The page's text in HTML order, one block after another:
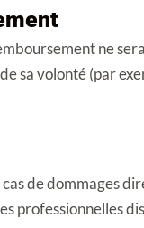
ne
sa volonté (par
de dommages
professionnelles